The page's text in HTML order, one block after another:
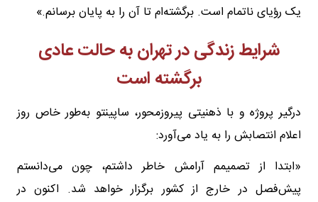
یک رؤیای ناتمام است. برگشته‌ام تا آن را به پایان برسانم.»
شرایط زندگی در تهران به حالت عادی
برگشته است
درگیر پروژه و با ذهنیتی پیروزمحور، ساپینتو به‌طور خاص روز
اعلام انتصابش را به یاد می‌آورد:
«ابتدا از تصمیمم آرامش خاطر داشتم، چون می‌دانستم
پیش‌فصل در خارج از کشور برگزار خواهد شد. اکنون در